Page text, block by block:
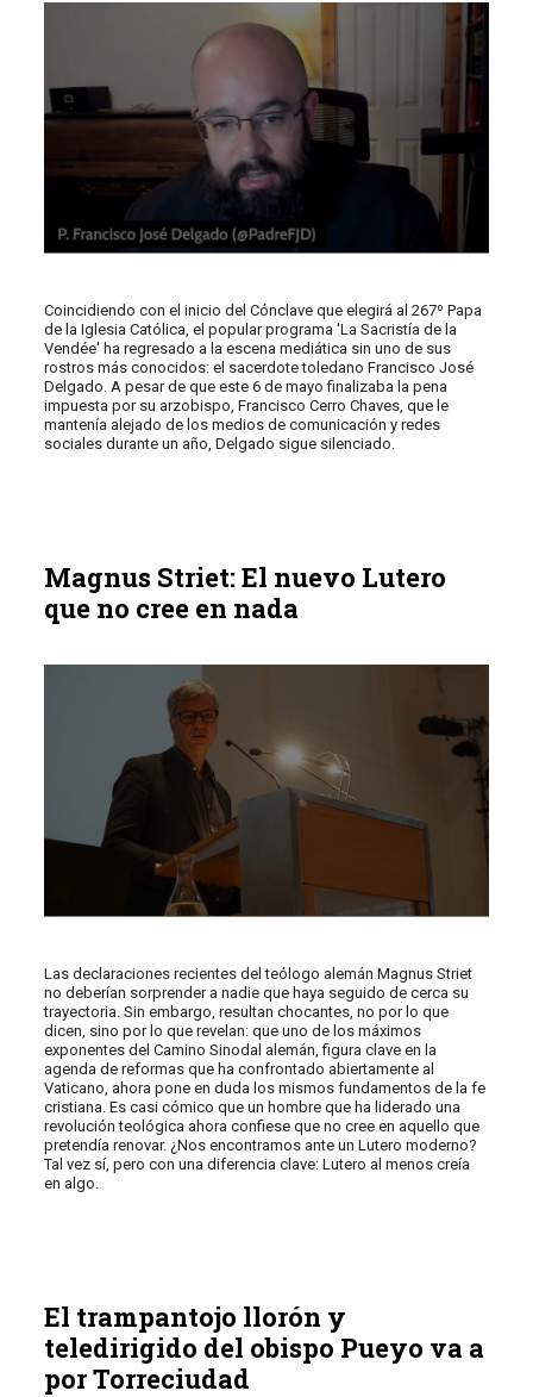
Coincidiendo con el inicio del Cónclave que elegirá al 267º Papa
de la Iglesia Católica, el popular programa 'La Sacristía de la
Vendée' ha regresado a la escena mediática sin uno de sus
rostros más conocidos: el sacerdote toledano Francisco José
Delgado. A pesar de que este 6 de mayo finalizaba la pena
impuesta por su arzobispo, Francisco Cerro Chaves, que le
mantenía alejado de los medios de comunicación y redes
sociales durante un año, Delgado sigue silenciado.
Magnus Striet: El nuevo Lutero
que no cree en nada
Las declaraciones recientes del teólogo alemán Magnus Striet
no deberían sorprender a nadie que haya seguido de cerca su
trayectoria. Sin embargo, resultan chocantes, no por lo que
dicen, sino por lo que revelan: que uno de los máximos
exponentes del Camino Sinodal alemán, figura clave en la
agenda de reformas que ha confrontado abiertamente al
Vaticano, ahora pone en duda los mismos fundamentos de la fe
cristiana. Es casi cómico que un hombre que ha liderado una
revolución teológica ahora confiese que no cree en aquello que
pretendía renovar. ¿Nos encontramos ante un Lutero moderno?
Tal vez sí, pero con una diferencia clave: Lutero al menos creía
en algo.
El trampantojo llorón y
teledirigido del obispo Pueyo va a
por Torreciudad